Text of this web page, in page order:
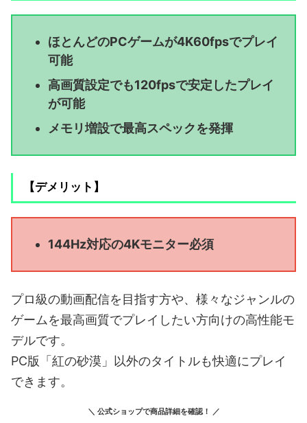
ほとんどのPCゲームが4K60fpsでプレイ
可能
高画質設定でも120fpsで安定したプレイ
が可能
メモリ増設で最高スペックを発揮
【デメリット】
144Hz対応の4Kモニター必須
プロ級の動画配信を目指す方や、様々なジャンルの
ゲームを最高画質でプレイしたい方向けの高性能モ
デルです。
PC版「紅の砂漠」以外のタイトルも快適にプレイ
できます。
＼ 公式ショップで商品詳細を確認！ ／